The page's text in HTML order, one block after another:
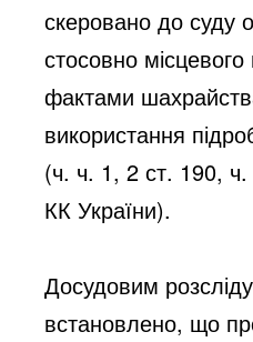
скеровано до суду
стосовно
фактами
використання
(ч. ч. 1, 2 ст. 190,
КК України).
Досудовим
встановлено, що